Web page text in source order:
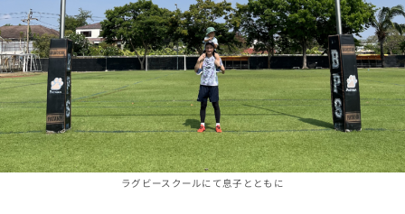
ラグビースクールにて息子とともに